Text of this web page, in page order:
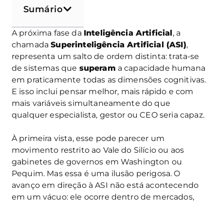
Sumário
A próxima fase da Inteligência Artificial, a
chamadaSuperinteligência Artificial (ASI),
representa um salto de ordem distinta: trata-se
de sistemas que superam a capacidade humana
em praticamente todas as dimensões cognitivas.
E isso inclui pensar melhor, mais rápido e com
mais variáveis simultaneamente do que
qualquer especialista, gestor ou CEO seria capaz.
À primeira vista, esse pode parecer um
movimento restrito ao Vale do Silício ou aos
gabinetes de governos em Washington ou
Pequim. Mas essa é uma ilusão perigosa. O
avanço em direção à ASI não está acontecendo
em um vácuo: ele ocorre dentro de mercados,